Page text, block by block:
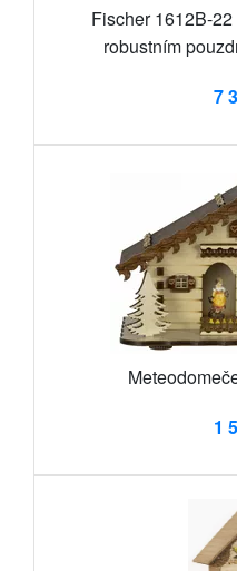
Fischer 1612B-
robustním
7
1